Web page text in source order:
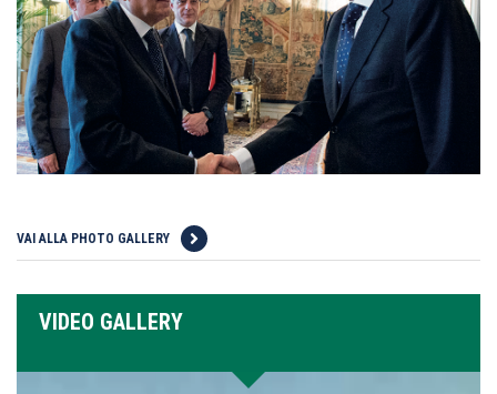
VAI ALLA PHOTO GALLERY
VIDEO GALLERY